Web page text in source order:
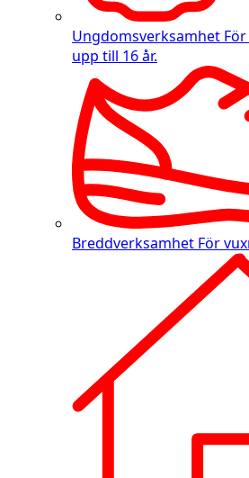
Ungdomsverksamhet
upp till 16 år.
Breddverksamhet För